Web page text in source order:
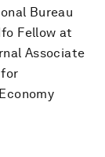
Bureau
Fellow at
Associate